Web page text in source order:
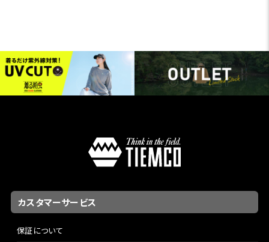
カスタマーサービス
保証について